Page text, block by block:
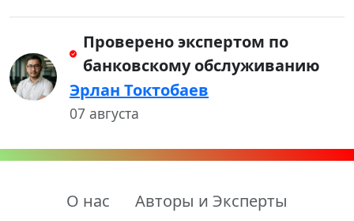
Проверено экспертом по
банковскому обслуживанию
Эрлан Токтобаев
07 августа
О нас
Авторы и Эксперты